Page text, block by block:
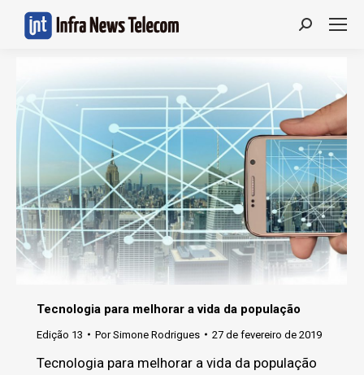
Search:
Tecnologia para melhorar a vida da população
Edição 13 PorSimone Rodrigues 27 de fevereiro de 2019
Tecnologia para melhorar a vida da população